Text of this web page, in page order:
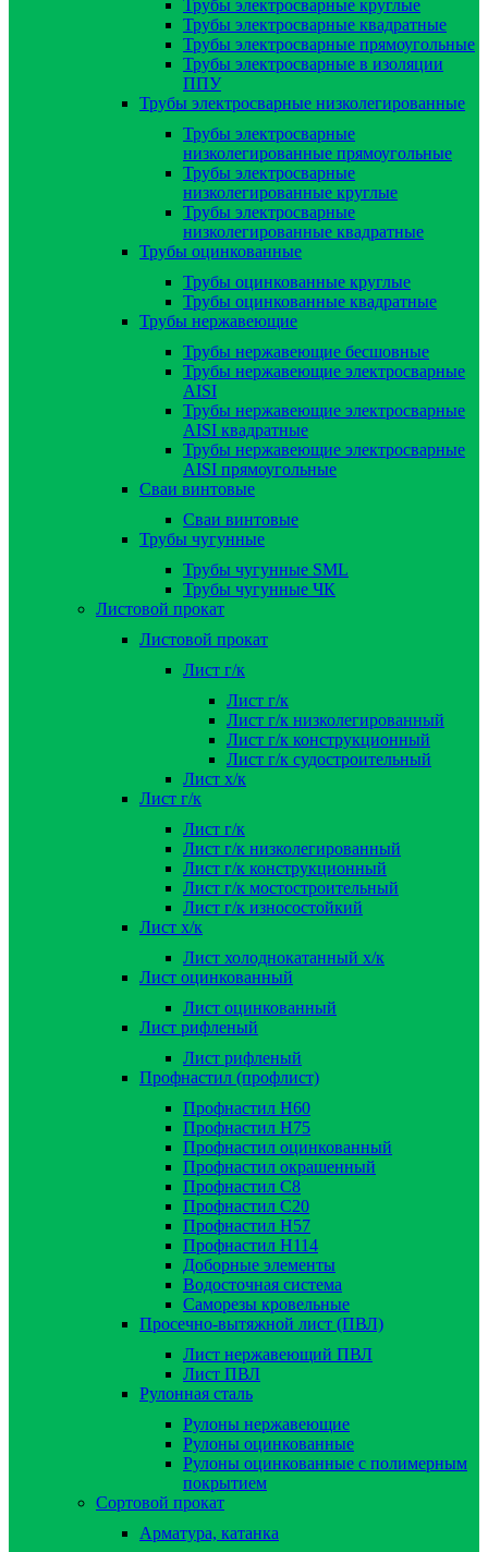
Трубы электросварные круглые
Трубы электросварные квадратные
Трубы электросварные прямоугольные
Трубы электросварные в изоляции
ППУ
Трубы электросварные низколегированные
Трубы электросварные
низколегированные прямоугольные
Трубы электросварные
низколегированные круглые
Трубы электросварные
низколегированные квадратные
Трубы оцинкованные
Трубы оцинкованные круглые
Трубы оцинкованные квадратные
Трубы нержавеющие
Трубы нержавеющие бесшовные
Трубы нержавеющие электросварные
AISI
Трубы нержавеющие электросварные
AISI квадратные
Трубы нержавеющие электросварные
AISI прямоугольные
Сваи винтовые
Сваи винтовые
Трубы чугунные
Трубы чугунные SML
Трубы чугунные ЧК
Листовой прокат
Листовой прокат
Лист г/к
Лист г/к
Лист г/к низколегированный
Лист г/к конструкционный
Лист г/к судостроительный
Лист х/к
Лист г/к
Лист г/к
Лист г/к низколегированный
Лист г/к конструкционный
Лист г/к мостостроительный
Лист г/к износостойкий
Лист х/к
Лист холоднокатанный х/к
Лист оцинкованный
Лист оцинкованный
Лист рифленый
Лист рифленый
Профнастил (профлист)
Профнастил Н60
Профнастил Н75
Профнастил оцинкованный
Профнастил окрашенный
Профнастил С8
Профнастил С20
Профнастил Н57
Профнастил Н114
Доборные элементы
Водосточная система
Саморезы кровельные
Просечно-вытяжной лист (ПВЛ)
Лист нержавеющий ПВЛ
Лист ПВЛ
Рулонная сталь
Рулоны нержавеющие
Рулоны оцинкованные
Рулоны оцинкованные с полимерным
покрытием
Сортовой прокат
Арматура, катанка